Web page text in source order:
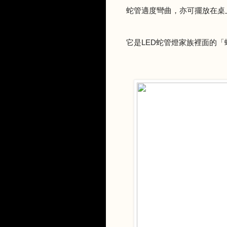
蛇管適度彎曲，亦可擺放在桌
它是LED蛇管燈家族裡面的「